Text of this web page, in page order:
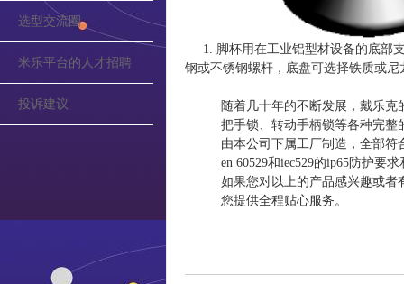
选型交流圈
米乐平台的人才招聘
投诉建议
1. 脚杯用在工业铝型材设备的底部
钢或不锈钢螺杆，底盘可选择铁质或尼
随着几十年的不断发展，戴乐
把手锁、转动手柄锁等各种完整
由本公司下属工厂制造，全部符
en 60529和iec529的ip65防护要
如果您对以上的产品感兴趣或者
您提供全程贴心服务。